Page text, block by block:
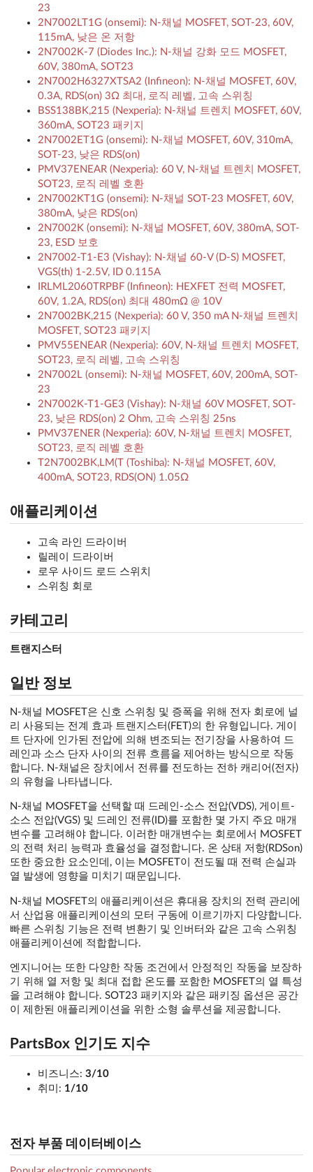
23
2N7002LT1G (onsemi): N-채널 MOSFET, SOT-23, 60V,
115mA, 낮은 온 저항
2N7002K-7 (Diodes Inc.): N-채널 강화 모드 MOSFET,
60V, 380mA, SOT23
2N7002H6327XTSA2 (Infineon): N-채널 MOSFET, 60V,
0.3A, RDS(on) 3Ω 최대, 로직 레벨, 고속 스위칭
BSS138BK,215 (Nexperia): N-채널 트렌치 MOSFET, 60V,
360mA, SOT23 패키지
2N7002ET1G (onsemi): N-채널 MOSFET, 60V, 310mA,
SOT-23, 낮은 RDS(on)
PMV37ENEAR (Nexperia): 60 V, N-채널 트렌치 MOSFET,
SOT23, 로직 레벨 호환
2N7002KT1G (onsemi): N-채널 SOT-23 MOSFET, 60V,
380mA, 낮은 RDS(on)
2N7002K (onsemi): N-채널 MOSFET, 60V, 380mA, SOT-
23, ESD 보호
2N7002-T1-E3 (Vishay): N-채널 60-V (D-S) MOSFET,
VGS(th) 1-2.5V, ID 0.115A
IRLML2060TRPBF (Infineon): HEXFET 전력 MOSFET,
60V, 1.2A, RDS(on) 최대 480mΩ @ 10V
2N7002BK,215 (Nexperia): 60 V, 350 mA N-채널 트렌치
MOSFET, SOT23 패키지
PMV55ENEAR (Nexperia): 60V, N-채널 트렌치 MOSFET,
SOT23, 로직 레벨, 고속 스위칭
2N7002L (onsemi): N-채널 MOSFET, 60V, 200mA, SOT-
23
2N7002K-T1-GE3 (Vishay): N-채널 60V MOSFET, SOT-
23, 낮은 RDS(on) 2 Ohm, 고속 스위칭 25ns
PMV37ENER (Nexperia): 60V, N-채널 트렌치 MOSFET,
SOT23, 로직 레벨 호환
T2N7002BK,LM(T (Toshiba): N-채널 MOSFET, 60V,
400mA, SOT23, RDS(ON) 1.05Ω
애플리케이션
고속 라인 드라이버
릴레이 드라이버
로우 사이드 로드 스위치
스위칭 회로
카테고리
트랜지스터
일반 정보
N-채널 MOSFET은 신호 스위칭 및 증폭을 위해 전자 회로에 널
리 사용되는 전계 효과 트랜지스터(FET)의 한 유형입니다. 게이
트 단자에 인가된 전압에 의해 변조되는 전기장을 사용하여 드
레인과 소스 단자 사이의 전류 흐름을 제어하는 방식으로 작동
합니다. N-채널은 장치에서 전류를 전도하는 전하 캐리어(전자)
의 유형을 나타냅니다.
N-채널 MOSFET을 선택할 때 드레인-소스 전압(VDS), 게이트-
소스 전압(VGS) 및 드레인 전류(ID)를 포함한 몇 가지 주요 매개
변수를 고려해야 합니다. 이러한 매개변수는 회로에서 MOSFET
의 전력 처리 능력과 효율성을 결정합니다. 온 상태 저항(RDSon)
또한 중요한 요소인데, 이는 MOSFET이 전도될 때 전력 손실과
열 발생에 영향을 미치기 때문입니다.
N-채널 MOSFET의 애플리케이션은 휴대용 장치의 전력 관리에
서 산업용 애플리케이션의 모터 구동에 이르기까지 다양합니다.
빠른 스위칭 기능은 전력 변환기 및 인버터와 같은 고속 스위칭
애플리케이션에 적합합니다.
엔지니어는 또한 다양한 작동 조건에서 안정적인 작동을 보장하
기 위해 열 저항 및 최대 접합 온도를 포함한 MOSFET의 열 특성
을 고려해야 합니다. SOT23 패키지와 같은 패키징 옵션은 공간
이 제한된 애플리케이션을 위한 소형 솔루션을 제공합니다.
PartsBox 인기도 지수
비즈니스: 3/10
취미: 1/10
전자 부품 데이터베이스